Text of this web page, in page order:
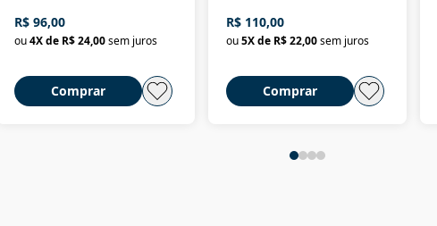
R$ 96,00
ou4X de R$ 24,00sem juros
Comprar
Nova República (1985-
2018)
R$ 110,00
ou5X de R$ 22,00sem juros
Comprar